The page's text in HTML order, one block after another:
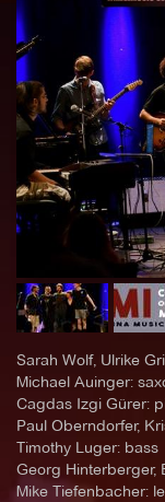
Sarah Wolf, Ulrike
Michael Auinger:
Cagdas Izgi Gürer:
Paul Oberndorfer,
Timothy Luger: bass
Georg Hinterberger,
Mike Tiefenbacher: